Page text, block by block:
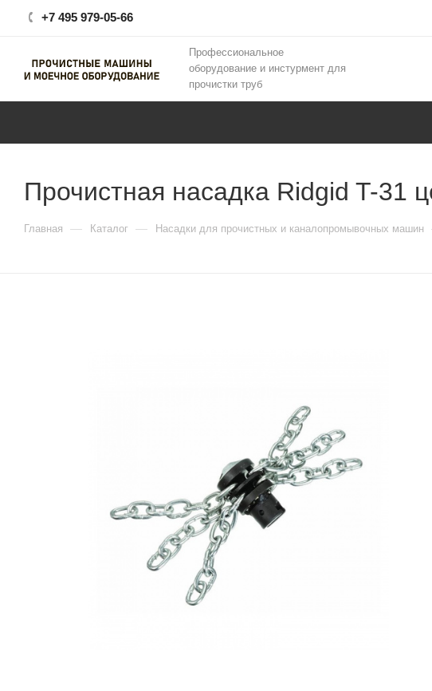
+7 495 979-05-66
Профессиональное
оборудование и инстурмент для
прочистки труб
Прочистная насадка Ridgid T-31
Главная — Каталог — Насадки для прочистных и каналопромывочных машин